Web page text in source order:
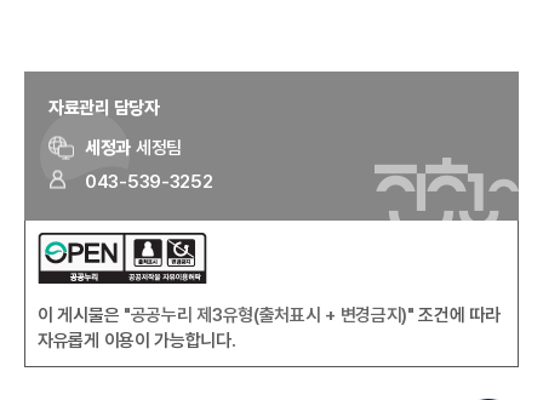
자료관리 담당자
세정과 세정팀
043-539-3252
이 게시물은 "공공누리 제3유형(출처표시 + 변경금지)" 조건에 따라
자유롭게 이용이 가능합니다.